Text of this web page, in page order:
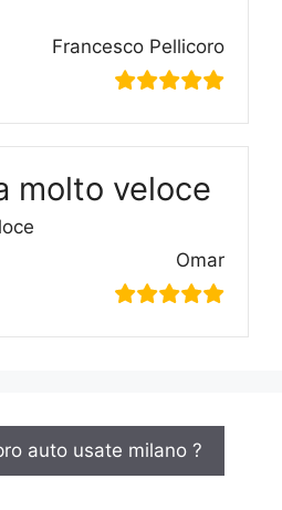
Francesco Pellicoro
molto veloce
Omar
auto usate milano ?